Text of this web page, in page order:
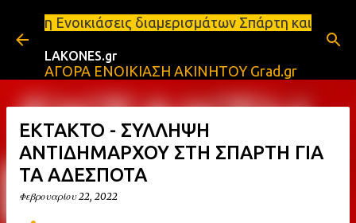
Μετάβαση στο κύριο περιεχόμενο
διαμερισμάτων Σπάρτη και Λακωνία
LAKONES.gr
ΑΓΟΡΑ ΕΝΟΙΚΙΑΣΗ ΑΚΙΝΗΤΟΥ Grad.gr
ΕΚΤΑΚΤΟ - ΣΥΛΛΗΨΗ
ΑΝΤΙΔΗΜΑΡΧΟΥ ΣΤΗ ΣΠΑΡΤΗ ΓΙΑ
ΤΑ ΑΔΕΣΠΟΤΑ
Φεβρουαρίου 22, 2022